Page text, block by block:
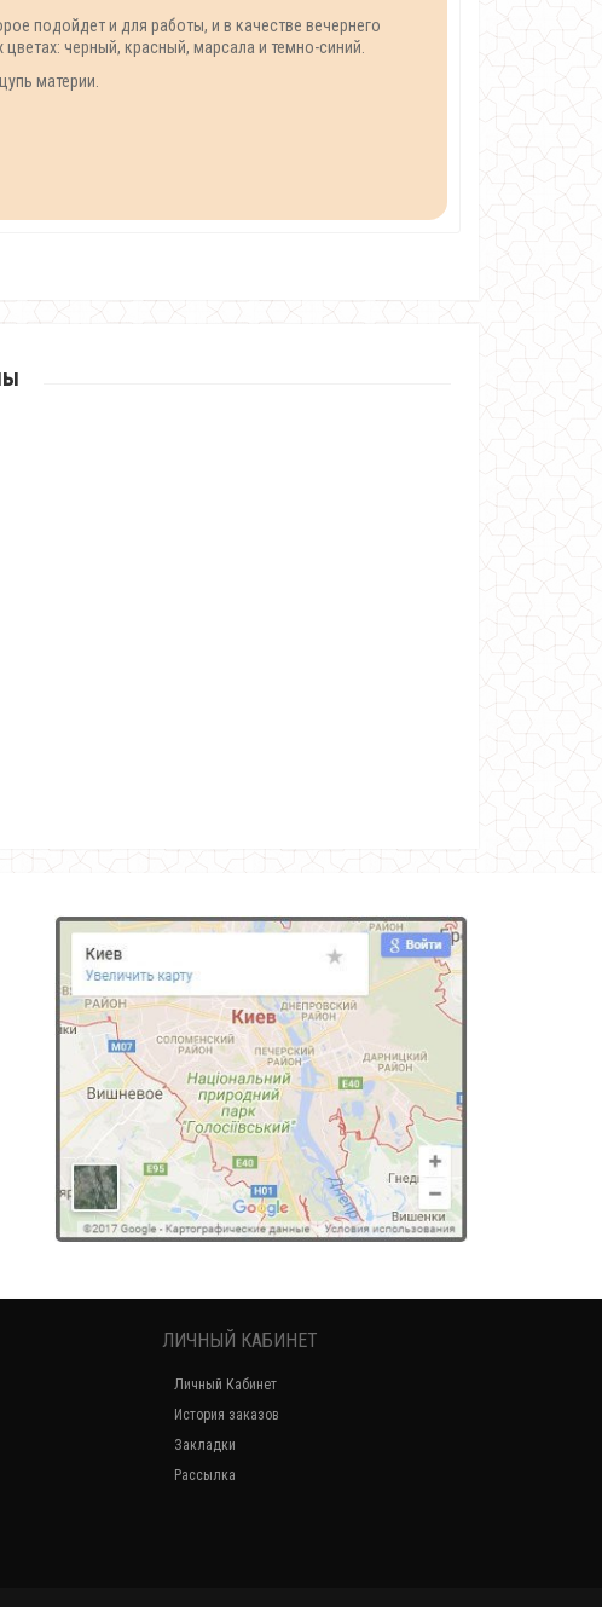
подойдет и для работы, и в качестве вечернего
черный, красный, марсала и темно-синий.
материи.
ЛИЧНЫЙ КАБИНЕТ
Личный Кабинет
История заказов
Закладки
Рассылка